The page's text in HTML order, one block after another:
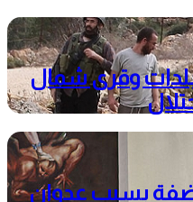
وقرى شمال
بسبب عدوان